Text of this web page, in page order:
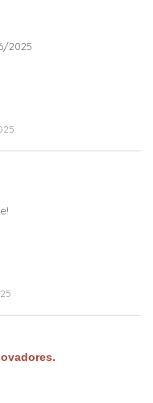
2025